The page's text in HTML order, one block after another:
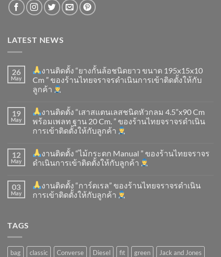
LATEST NEWS
26
May
งานติดตั้ง “ยางกั้นล้อชนิดยาว ขนาด 195x15x10
Cm ” ของร้านไทยจราจรดำเนินการเข้าติดตั้ง​ให้กับ
ลูกค้า
19
May
งานติดตั้ง “เสาสแตนเลสชนิดหัวกลม 4.5”x90 Cm
พร้อมเพลท ฐาน 20 Cm. ” ของร้านไทยจราจรดำเนิน
การเข้าติดตั้ง​ให้กับลูกค้า
12
May
งานติดตั้ง “ไม้กระดก Manual ” ของร้านไทยจราจร
ดำเนินการเข้าติดตั้ง​ให้กับลูกค้า
03
May
งานติดตั้ง “การ์ดเรล” ของร้านไทยจราจรดำเนิน
การเข้าติดตั้ง​ให้กับลูกค้า
TAGS
bag classic Converse Diesel fit green Jack and Jones